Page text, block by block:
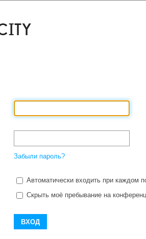
Забыли пароль?
Автоматически входить при каждом
Скрыть моё пребывание на